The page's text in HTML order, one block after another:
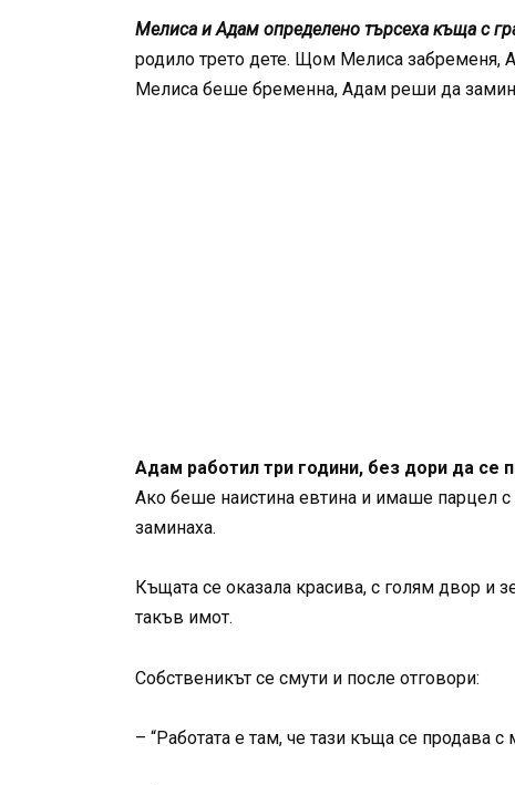
Мелиса и Адам определено търсеха къща с
родило трето дете. Щом Мелиса забременя,
Мелиса беше бременна, Адам реши да
Адам работил три години, без дори да се
Ако беше наистина евтина и имаше парцел с
заминаха.
Къщата се оказала красива, с голям двор и
такъв имот.
Собственикът се смути и после отговори:
– “Работата е там, че тази къща се продава с